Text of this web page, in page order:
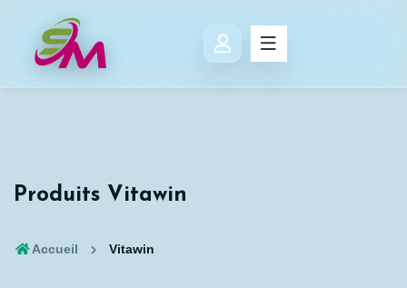
Produits Vitawin
Accueil Vitawin